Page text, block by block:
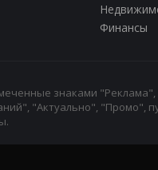
Финансы
знаками "Реклама",
"Актуально", "Промо",